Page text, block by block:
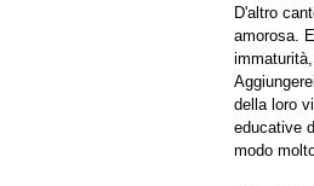
D'altro
amorosa.
della loro
educative
modo